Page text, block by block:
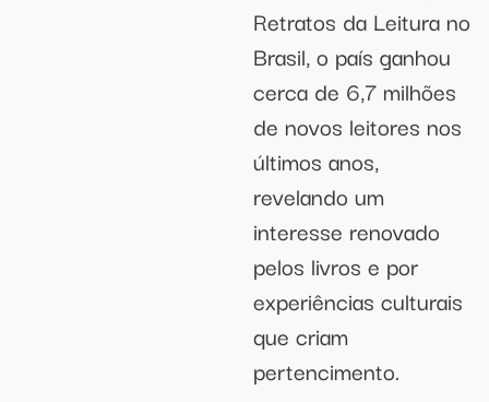
Retratos da Leitura no
Brasil, o país ganhou
cerca de 6,7 milhões
de novos leitores nos
últimos anos,
revelando um
interesse renovado
pelos livros e por
experiências culturais
que criam
pertencimento.